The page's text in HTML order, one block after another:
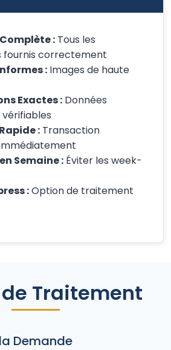
: Tous les
fournis correctement
: Images de haute
Exactes : Données
: Transaction
Semaine : Éviter les week-
:Option de traitement
Traitement
Demande